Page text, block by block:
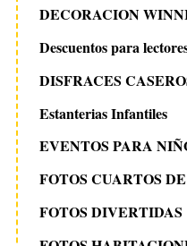
DECORACION
Descuentos para
DISFRACES
Estanterias Infantiles
EVENTOS PARA
FOTOS CUARTOS
FOTOS DIVERTIDAS